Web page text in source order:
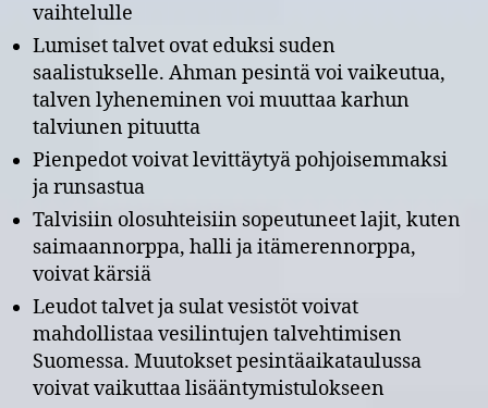
vaihtelulle
Lumiset talvet ovat eduksi suden
saalistukselle. Ahman pesintä voi vaikeutua,
talven lyheneminen voi muuttaa karhun
talviunen pituutta
Pienpedot voivat levittäytyä pohjoisemmaksi
ja runsastua
Talvisiin olosuhteisiin sopeutuneet lajit, kuten
saimaannorppa, halli ja itämerennorppa,
voivat kärsiä
Leudot talvet ja sulat vesistöt voivat
mahdollistaa vesilintujen talvehtimisen
Suomessa. Muutokset pesintäaikataulussa
voivat vaikuttaa lisääntymistulokseen